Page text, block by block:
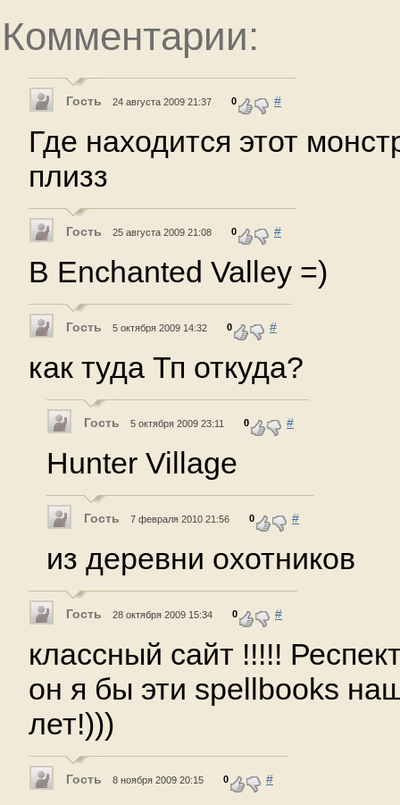
Комментарии:
Гость 24 августа 2009 21:37 0 #
Где находится этот
плизз
Гость 25 августа 2009 21:08 0 #
В Enchanted Valley =)
Гость 5 октября 2009 14:32 0 #
как туда Тп откуда?
Гость 5 октября 2009 23:11 0 #
Hunter Village
Гость 7 февраля 2010 21:56 0 #
из деревни охотников
Гость 28 октября 2009 15:34 0 #
классный сайт !!!!!
он я бы эти spellbooks
лет!)))
Гость 8 ноября 2009 20:15 0 #